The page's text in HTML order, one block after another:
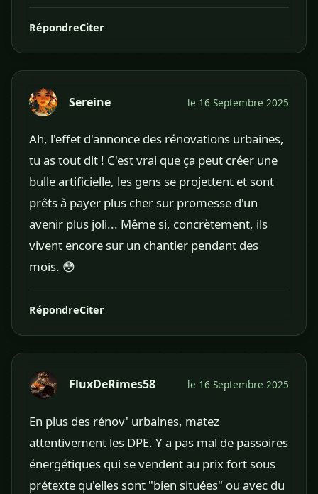
RépondreCiter
Sereine le 16 Septembre 2025
Ah, l'effet d'annonce des rénovations urbaines,
tu as tout dit ! C'est vrai que ça peut créer une
bulle artificielle, les gens se projettent et sont
prêts à payer plus cher sur promesse d'un
avenir plus joli... Même si, concrètement, ils
vivent encore sur un chantier pendant des
mois. 😳
RépondreCiter
FluxDeRimes58 le 16 Septembre 2025
En plus des rénov' urbaines, matez
attentivement les DPE. Y a pas mal de passoires
énergétiques qui se vendent au prix fort sous
prétexte qu'elles sont "bien situées" ou avec du